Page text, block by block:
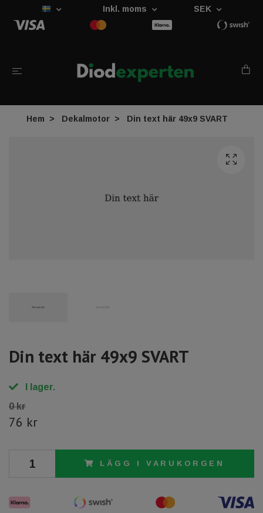
Inkl. moms SEK
Hem Dekalmotor Din text här 49x9 SVART
Din text här 49x9 SVART
I lager.
0 kr
76 kr
LÄGG I VARUKORGEN